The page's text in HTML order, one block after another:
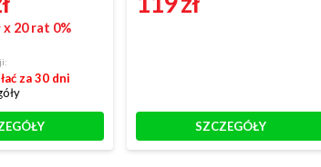
x 20 rat 0%
za 30 dni
SZCZEGÓŁY